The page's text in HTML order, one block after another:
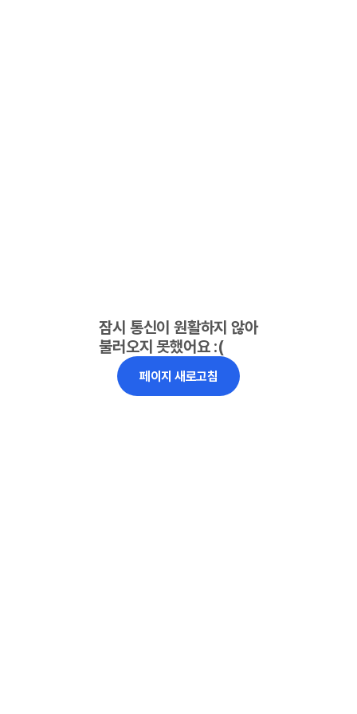
잠시 통신이 원활하지 않아
불러오지 못했어요 :(
페이지 새로고침